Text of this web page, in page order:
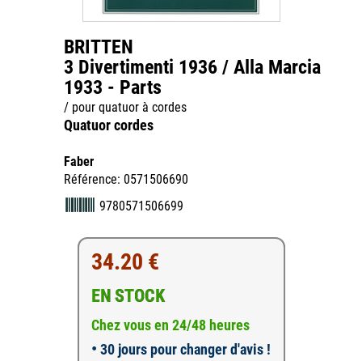
BRITTEN
3 Divertimenti 1936 / Alla Marcia
1933 - Parts
/ pour quatuor à cordes
Quatuor cordes
Faber
Référence: 0571506690
9780571506699
34.20 €
EN STOCK
Chez vous en 24/48 heures
• 30 jours pour changer d'avis !